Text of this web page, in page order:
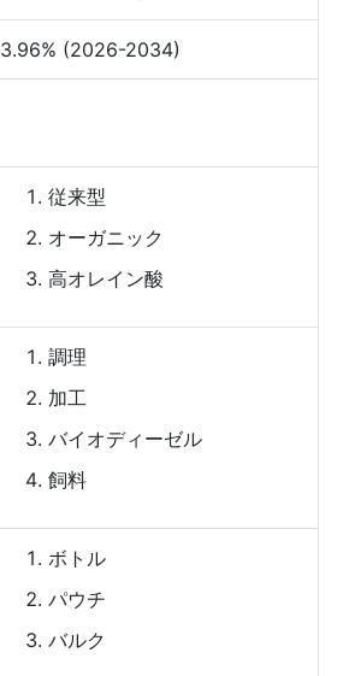
3.96% (2026-2034)
従来型
オーガニック
高オレイン酸
調理
加工
バイオディーゼル
飼料
ボトル
パウチ
バルク